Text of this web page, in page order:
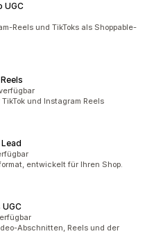
UGC
Reels und TikToks als Shoppable-
und Instagram Reels
entwickelt für Ihren Shop.
Abschnitten, Reels und der